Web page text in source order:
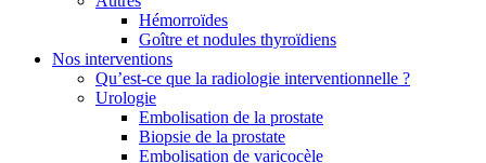
Hémorroïdes
Goître et nodules thyroïdiens
Nos interventions
Qu’est-ce que la radiologie interventionnelle ?
Urologie
Embolisation de la prostate
Biopsie de la prostate
Embolisation de varicocèle